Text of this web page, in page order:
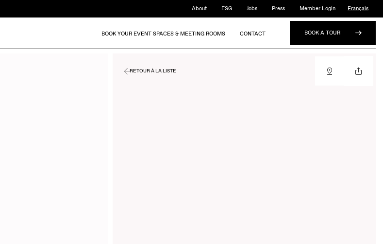
About ESG Jobs Press Member Login Français
BOOK YOUR EVENT SPACES & MEETING ROOMS CONTACT BOOK A TOUR
RETOUR À LA LISTE